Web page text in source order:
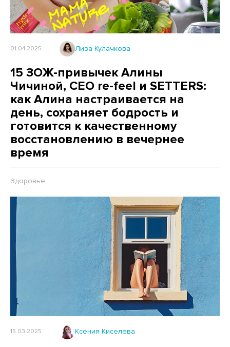
01.04.2025 Лиза Кулачкова
15 ЗОЖ-привычек Алины
Чичиной, CEO re-feel и SETTERS:
как Алина настраивается на
день, сохраняет бодрость и
готовится к качественному
восстановлению в вечернее
время
Здоровье
15.03.2025 Ксения Киселева